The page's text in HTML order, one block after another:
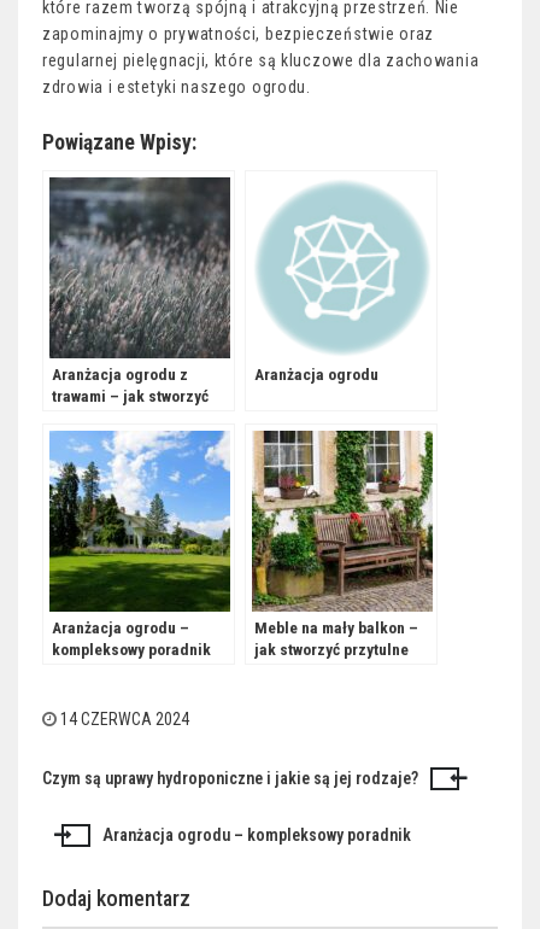
które razem tworzą spójną i atrakcyjną przestrzeń. Nie
zapominajmy o prywatności, bezpieczeństwie oraz
regularnej pielęgnacji, które są kluczowe dla zachowania
zdrowia i estetyki naszego ogrodu.
Powiązane Wpisy:
Aranżacja ogrodu z
trawami – jak stworzyć
Aranżacja ogrodu
Aranżacja ogrodu –
kompleksowy poradnik
Meble na mały balkon –
jak stworzyć przytulne
14 CZERWCA 2024
Nawigacja
wpisu
Czym są uprawy hydroponiczne i jakie są jej rodzaje?
Aranżacja ogrodu – kompleksowy poradnik
Dodaj komentarz